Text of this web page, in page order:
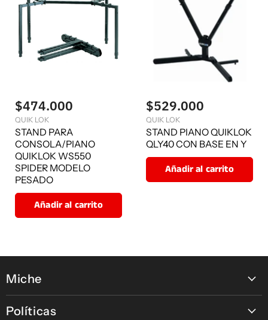
$474.000
QUIK LOK
STAND PARA
CONSOLA/PIANO
QUIKLOK WS550
SPIDER MODELO
PESADO
Añadir al carrito
$529.000
QUIK LOK
STAND PIANO QUIKLOK
QLY40 CON BASE EN Y
Añadir al carrito
Miche
Políticas